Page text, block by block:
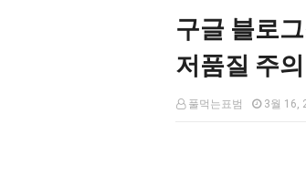
구글 블로
저품질 주의
풀먹는표범 3월 16,